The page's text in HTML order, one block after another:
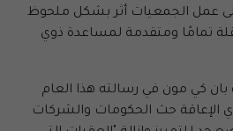
عمل الجمعيات أثر بشكل ملحوظ
تمامًا ومتقدمة لمساعدة ذوي
بان كي مون في رسالته هذا العام
الإعاقة حث الحكومات والشركات